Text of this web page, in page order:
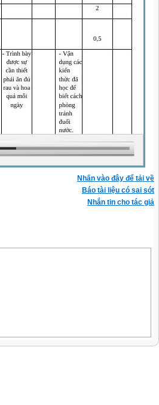
Nhấn vào đây để tải về
Báo tài liệu có sai sót
Nhắn tin cho tác giả